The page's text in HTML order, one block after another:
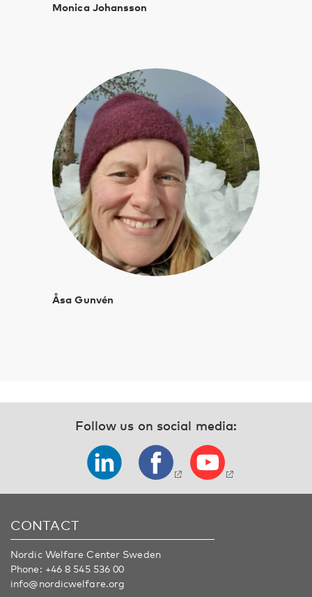
Monica Johansson
Åsa Gunvén
Follow us on social media:
CONTACT
Nordic Welfare Center Sweden
Phone: +46 8 545 536 00
info@nordicwelfare.org